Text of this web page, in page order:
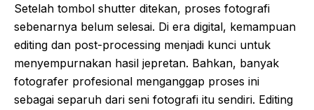
Setelah tombol shutter ditekan, proses fotografi
sebenarnya belum selesai. Di era digital, kemampuan
editing dan post-processing menjadi kunci untuk
menyempurnakan hasil jepretan. Bahkan, banyak
fotografer profesional menganggap proses ini
sebagai separuh dari seni fotografi itu sendiri. Editing